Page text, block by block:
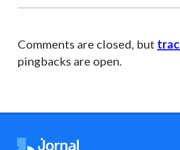
Comments are closed, but
pingbacks are open.